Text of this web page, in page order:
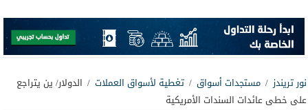
نور تريندز / مستجدات أسواق / تغطية لأسواق العملات / الدولار/ ين يتراجع
على خطى عائدات السندات الأمريكية